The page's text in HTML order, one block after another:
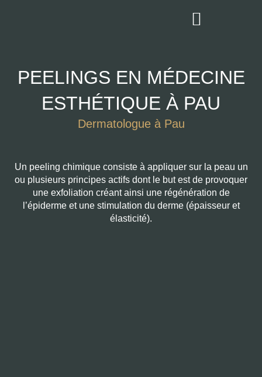
PEELINGS EN MÉDECINE
ESTHÉTIQUE À PAU
Dermatologue à Pau
Un peeling chimique consiste à appliquer sur la peau un
ou plusieurs principes actifs dont le but est de provoquer
une exfoliation créant ainsi une régénération de
l’épiderme et une stimulation du derme (épaisseur et
élasticité).